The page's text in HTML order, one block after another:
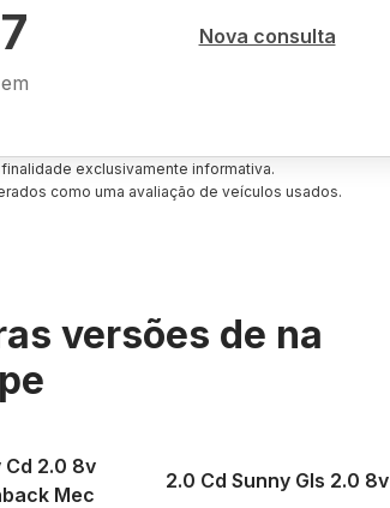
Nova consulta
exclusivamente informativa.
como uma avaliação de veículos usados.
versões de na
Cd 2.0 8v
Mec
2.0 Cd Sunny Gls 2.0 8v